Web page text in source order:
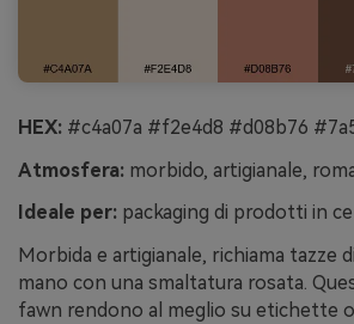
HEX: #c4a07a #f2e4d8 #d08b76
Atmosfera: morbido, artigianale,
Ideale per: packaging di prodotti in
Morbida e artigianale, richiama tazze
mano con una smaltatura rosata.
fawn rendono al meglio su etichette